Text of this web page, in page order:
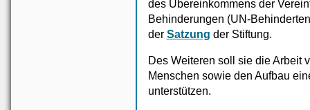
des Übereinkommens der
Behinderungen (UN-
der Satzung der Stiftung.
Des Weiteren soll sie die Arbeit
Menschen sowie den Aufbau
unterstützen.